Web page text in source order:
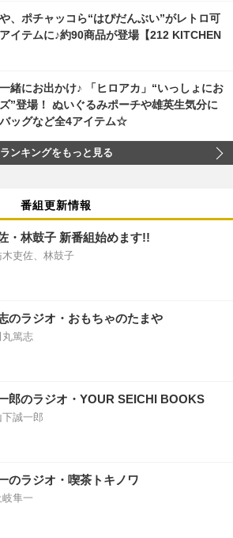
、ポチャッコら“はぴだんぶい”がレトロ可
イテムに♪約90商品が登場【212 KITCHEN
緒にお出かけ♪ 「ヒロアカ」“いっしょにお
”登場！ ぬいぐるみポーチや雄英生気分に
ッグなど全4アイテム☆
ランキングをもっと見る
番組更新情報
・林鼓子 新番組始めます!!
吏佐、林鼓子
のラジオ・おもちゃのたまや
丸篤志
郎のラジオ・YOUR SEICHI BOOKS
誠一郎
のラジオ・喫茶トキノワ
隼一